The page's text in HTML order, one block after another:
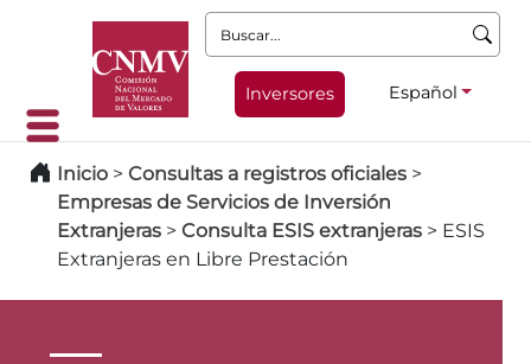
Buscar:
Inversores Español
Inicio > Consultas a registros oficiales >
Empresas de Servicios de Inversión
Extranjeras > Consulta ESIS extranjeras > ESIS
Extranjeras en Libre Prestación